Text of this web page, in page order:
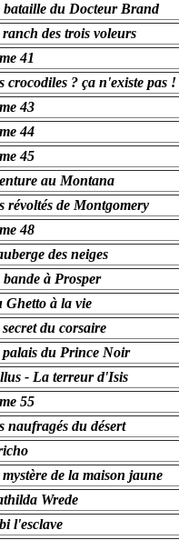
bataille du Docteur Brand
ranch des trois voleurs
41
crocodiles ? ça n'existe pas !
43
44
45
au Montana
révoltés de Montgomery
48
des neiges
bande à Prosper
Ghetto à la vie
secret du corsaire
palais du Prince Noir
- La terreur d'Isis
55
naufragés du désert
mystère de la maison jaune
Wrede
l'esclave